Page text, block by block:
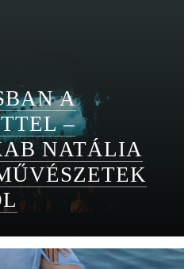
A
–
NATÁLIA